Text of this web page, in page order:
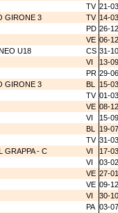
TV 21-
GIRONE 3 TV 14-
PD 26-
VE 06-
U18 CS 31-
VI
13-
PR 29-
GIRONE 3 BL
15-
TV 01-
VE 08-
VI
15-
BL
19-
TV 31-
GRAPPA - C VI
17-
VI
03-
VE 27-
VE 09-
VI
30-
PA 03-